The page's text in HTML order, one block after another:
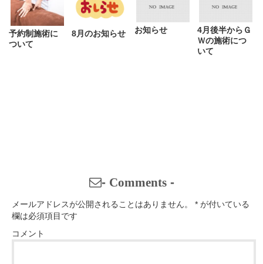
予約制施術に
ついて
8月のお知らせ お知らせ
4月後半からＧ
Ｗの施術につ
いて
- Comments-
メールアドレスが公開されることはありません。 * が付いている
欄は必須項目です
コメント